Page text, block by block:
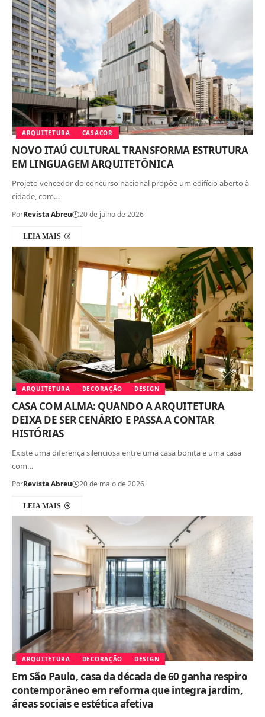
ARQUITETURA CASACOR
NOVO ITAÚ CULTURAL TRANSFORMA ESTRUTURA
EM LINGUAGEM ARQUITETÔNICA
Projeto vencedor do concurso nacional propõe um edifício aberto à
cidade, com…
PorRevista Abreu 20 de julho de 2026
LEIA MAIS
ARQUITETURA DECORAÇÃO DESIGN
CASA COM ALMA: QUANDO A ARQUITETURA
DEIXA DE SER CENÁRIO E PASSA A CONTAR
HISTÓRIAS
Existe uma diferença silenciosa entre uma casa bonita e uma casa
com…
PorRevista Abreu 20 de maio de 2026
LEIA MAIS
ARQUITETURA DECORAÇÃO DESIGN
Em São Paulo, casa da década de 60 ganha respiro
contemporâneo em reforma que integra jardim,
áreas sociais e estética afetiva